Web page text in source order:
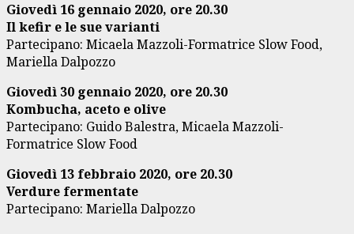
Giovedì 16 gennaio 2020, ore 20.30
Il kefir e le sue varianti
Partecipano: Micaela Mazzoli-Formatrice Slow Food,
Mariella Dalpozzo
Giovedì 30 gennaio 2020, ore 20.30
Kombucha, aceto e olive
Partecipano: Guido Balestra, Micaela Mazzoli-
Formatrice Slow Food
Giovedì 13 febbraio 2020, ore 20.30
Verdure fermentate
Partecipano: Mariella Dalpozzo